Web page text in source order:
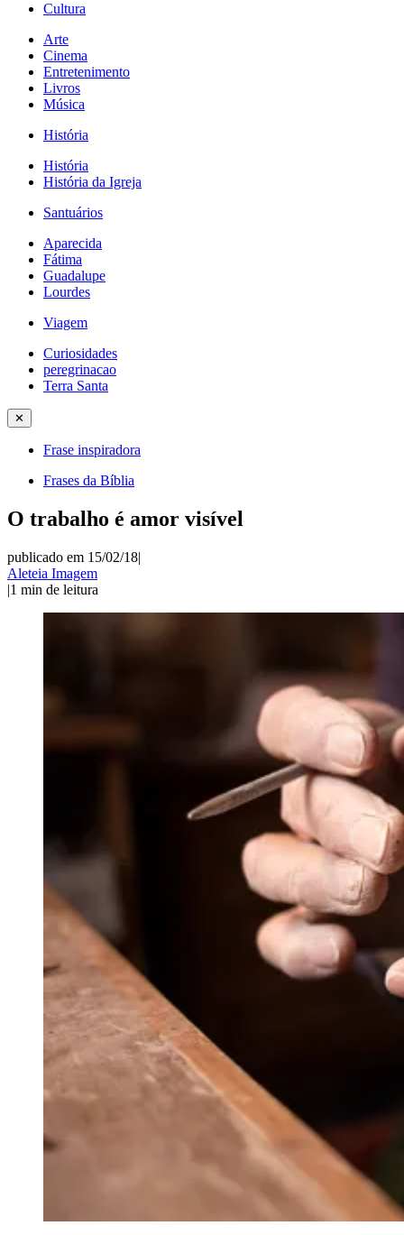
Cultura
Arte
Cinema
Entretenimento
Livros
Música
História
História
História da Igreja
Santuários
Aparecida
Fátima
Guadalupe
Lourdes
Viagem
Curiosidades
peregrinacao
Terra Santa
✕
Frase inspiradora
Frases da Bíblia
O trabalho é amor visível
publicado em 15/02/18|
Aleteia Imagem
|1 min de leitura